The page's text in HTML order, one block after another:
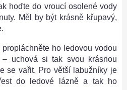
hoďte do vroucí osolené vody
Měl by být krásně křupavý,
ho ledovou vodou
– uchová si tak svou krásnou
se vařit. Pro větší labužníky je
do ledové lázně a tak ho